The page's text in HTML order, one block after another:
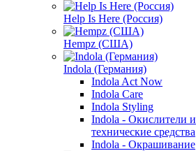
Help Is Here (Россия)
Hempz (США)
Indola (Германия)
Indola Act Now
Indola Care
Indola Styling
Indola - Окислители и
технические средства
Indola - Окрашивание